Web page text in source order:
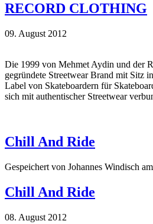
RECORD CLOTHING
09. August 2012
Die 1999 von Mehmet Aydin und der
gegründete Streetwear Brand mit Sitz
Label von Skateboardern für
sich mit authentischer Streetwear
Chill And Ride
Gespeichert von Johannes Windisch
Chill And Ride
08. August 2012